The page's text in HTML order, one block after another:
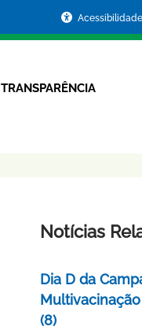
Acessibilidade
TRANSPARÊNCIA
Notícias
Dia D da
(8)